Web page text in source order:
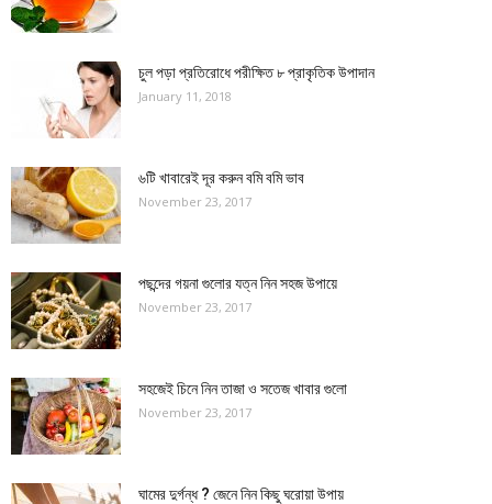
চুল পড়া প্রতিরোধে পরীক্ষিত ৮ প্রাকৃতিক উপাদান
January 11, 2018
৬টি খাবারেই দূর করুন বমি বমি ভাব
November 23, 2017
পছন্দের গয়না গুলোর যত্ন নিন সহজ উপায়ে
November 23, 2017
সহজেই চিনে নিন তাজা ও সতেজ খাবার গুলো
November 23, 2017
ঘামের দুর্গন্ধ ? জেনে নিন কিছু ঘরোয়া উপায়